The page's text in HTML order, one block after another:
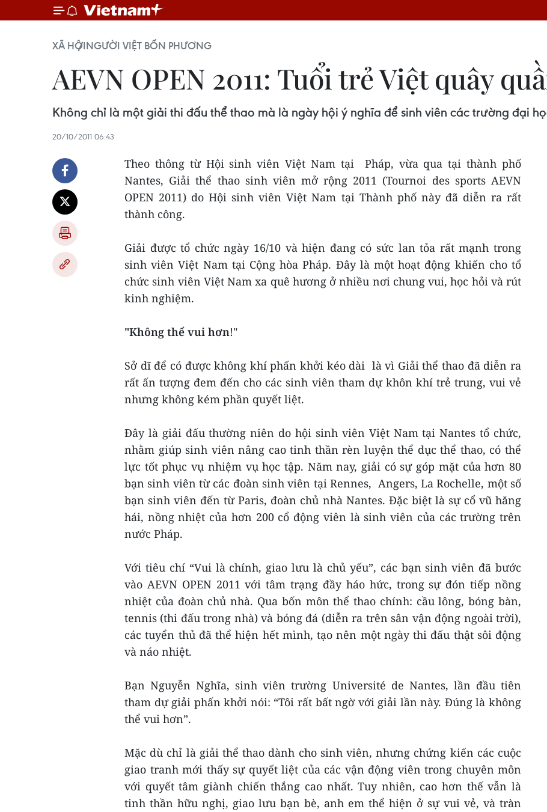
XÃ HỘINGƯỜI VIỆT BỐN PHƯƠNG
AEVN OPEN 2011: Tuổi trẻ Việt quây
Không chỉ là một giải thi đấu thể thao mà là ngày hội ý nghĩa để sinh viên các trường đại
20/10/2011 06:43
Theo thông từ Hội sinh viên Việt Nam tại Pháp, vừa qua tại thành phố
Nantes, Giải thể thao sinh viên mở rộng 2011 (Tournoi des sports AEVN
OPEN 2011) do Hội sinh viên Việt Nam tại Thành phố này đã diễn ra rất
thành công.
Giải được tổ chức ngày 16/10 và hiện đang có sức lan tỏa rất mạnh trong
sinh viên Việt Nam tại Cộng hòa Pháp. Đây là một hoạt động khiến cho tổ
chức sinh viên Việt Nam xa quê hương ở nhiều nơi chung vui, học hỏi và rút
kinh nghiệm.
"Không thể vui hơn!"
Sở dĩ để có được không khí phấn khởi kéo dài là vì Giải thể thao đã diễn ra
rất ấn tượng đem đến cho các sinh viên tham dự khôn khí trẻ trung, vui vẻ
nhưng không kém phần quyết liệt.
Đây là giải đấu thường niên do hội sinh viên Việt Nam tại Nantes tổ chức,
nhằm giúp sinh viên nâng cao tinh thần rèn luyện thể dục thể thao, có thể
lực tốt phục vụ nhiệm vụ học tập. Năm nay, giải có sự góp mặt của hơn 80
bạn sinh viên từ các đoàn sinh viên tại Rennes, Angers, La Rochelle, một số
bạn sinh viên đến từ Paris, đoàn chủ nhà Nantes. Đặc biệt là sự cổ vũ hăng
hái, nồng nhiệt của hơn 200 cổ động viên là sinh viên của các trường trên
nước Pháp.
Với tiêu chí “Vui là chính, giao lưu là chủ yếu”, các bạn sinh viên đã bước
vào AEVN OPEN 2011 với tâm trạng đầy háo hức, trong sự đón tiếp nồng
nhiệt của đoàn chủ nhà. Qua bốn môn thể thao chính: cầu lông, bóng bàn,
tennis (thi đấu trong nhà) và bóng đá (diễn ra trên sân vận động ngoài trời),
các tuyển thủ đã thể hiện hết mình, tạo nên một ngày thi đấu thật sôi động
và náo nhiệt.
Bạn Nguyễn Nghĩa, sinh viên trường Université de Nantes, lần đầu tiên
tham dự giải phấn khởi nói: “Tôi rất bất ngờ với giải lần này. Đúng là không
thể vui hơn”.
Mặc dù chỉ là giải thể thao dành cho sinh viên, nhưng chứng kiến các cuộc
giao tranh mới thấy sự quyết liệt của các vận động viên trong chuyên môn
với quyết tâm giành chiến thắng cao nhất. Tuy nhiên, cao hơn thế vẫn là
tinh thần hữu nghị, giao lưu bạn bè, anh em thể hiện ở sự vui vẻ, và tràn